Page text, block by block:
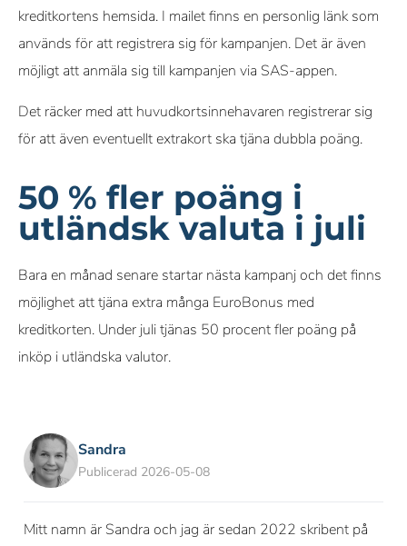
kreditkortens hemsida. I mailet finns en personlig länk som
används för att registrera sig för kampanjen. Det är även
möjligt att anmäla sig till kampanjen via SAS-appen.
Det räcker med att huvudkortsinnehavaren registrerar sig
för att även eventuellt extrakort ska tjäna dubbla poäng.
50 % fler poäng i
utländsk valuta i juli
Bara en månad senare startar nästa kampanj och det finns
möjlighet att tjäna extra många EuroBonus med
kreditkorten. Under juli tjänas 50 procent fler poäng på
inköp i utländska valutor.
Sandra
Publicerad 2026-05-08
Mitt namn är Sandra och jag är sedan 2022 skribent på